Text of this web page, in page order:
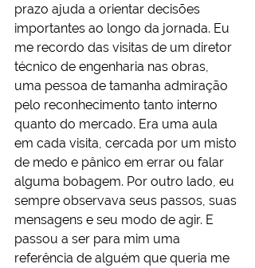
prazo ajuda a orientar decisões
importantes ao longo da jornada. Eu
me recordo das visitas de um diretor
técnico de engenharia nas obras,
uma pessoa de tamanha admiração
pelo reconhecimento tanto interno
quanto do mercado. Era uma aula
em cada visita, cercada por um misto
de medo e pânico em errar ou falar
alguma bobagem. Por outro lado, eu
sempre observava seus passos, suas
mensagens e seu modo de agir. E
passou a ser para mim uma
referência de alguém que queria me